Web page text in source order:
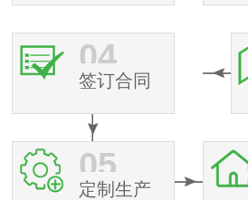
04
签订合同
05
定制生产